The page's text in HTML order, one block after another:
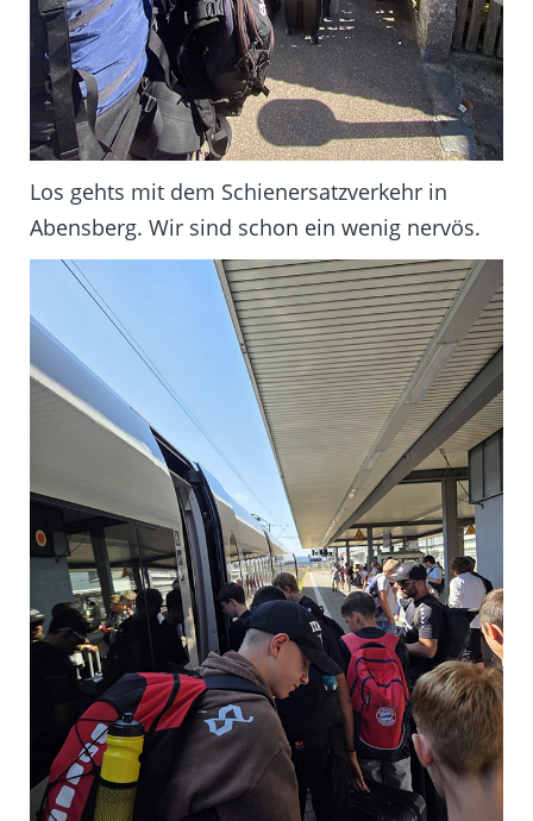
Los gehts mit dem Schienersatzverkehr in
Abensberg. Wir sind schon ein wenig nervös.